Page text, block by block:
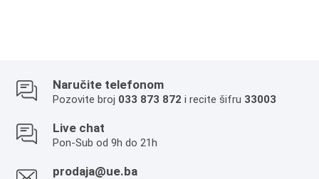
Naručite telefonom
Pozovite broj 033 873 872 i recite šifru 33003
Live chat
Pon-Sub od 9h do 21h
prodaja@ue.ba